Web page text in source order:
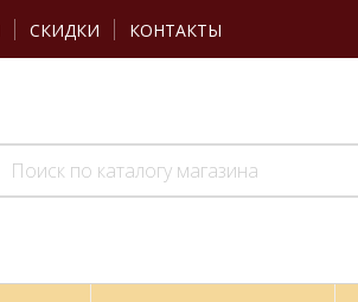
СКИДКИ КОНТАКТЫ